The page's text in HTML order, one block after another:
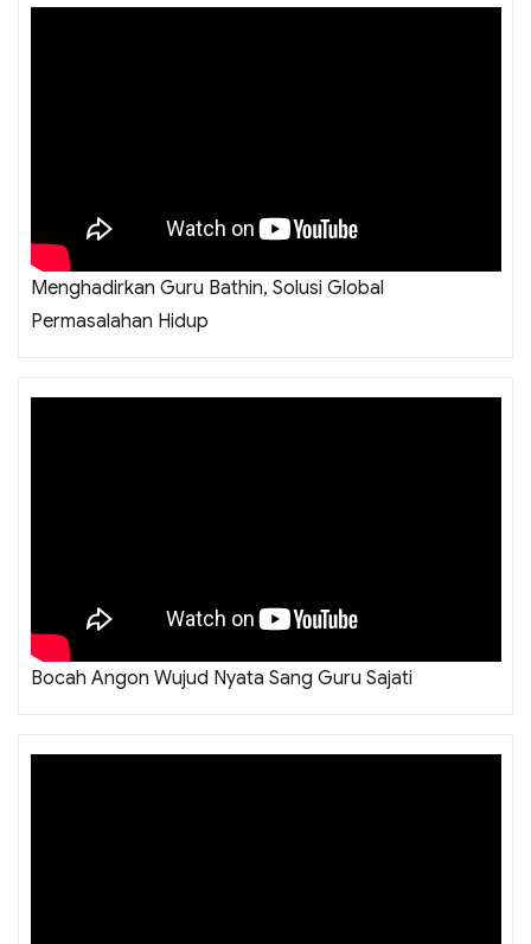
Menghadirkan Guru Bathin, Solusi Global
Permasalahan Hidup
Bocah Angon Wujud Nyata Sang Guru Sajati